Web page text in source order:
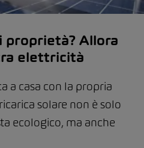
proprietà? Allora
elettricità
a casa con la propria
solare non è solo
ecologico, ma anche